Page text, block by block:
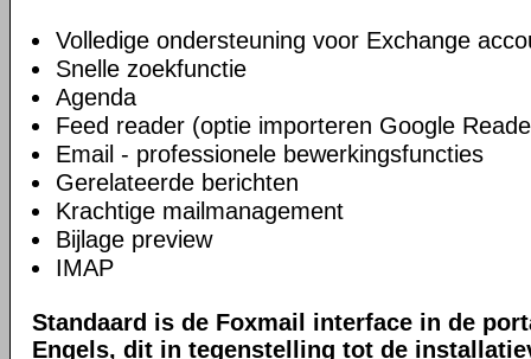
Volledige ondersteuning voor Exchange
Snelle zoekfunctie
Agenda
Feed reader (optie importeren Google
Email - professionele bewerkingsfuncties
Gerelateerde berichten
Krachtige mailmanagement
Bijlage preview
IMAP
Standaard is de Foxmail interface in de
Engels, dit in tegenstelling tot de